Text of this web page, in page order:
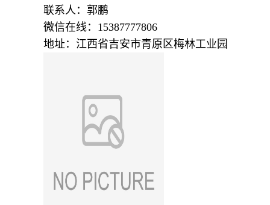
联系人：郭鹏
微信在线：15387777806
地址：江西省吉安市青原区梅林工业园